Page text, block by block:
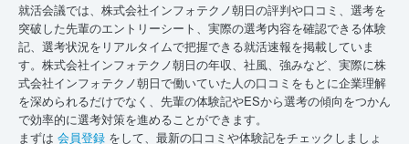
就活会議では、株式会社インフォテクノ朝日の評判や口コミ、選考を
突破した先輩のエントリーシート、実際の選考内容を確認できる体験
記、選考状況をリアルタイムで把握できる就活速報を掲載していま
す。株式会社インフォテクノ朝日の年収、社風、強みなど、実際に株
式会社インフォテクノ朝日で働いていた人の口コミをもとに企業理解
を深められるだけでなく、先輩の体験記やESから選考の傾向をつかん
で効率的に選考対策を進めることができます。
まずは 会員登録 をして、最新の口コミや体験記をチェックしましょ